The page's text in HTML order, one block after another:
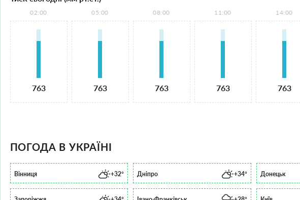
02:00
763
05:00
763
08:00
763
11:00
763
14:00
763
ПОГОДА В УКРАЇНІ
Вінниця +32° Дніпро +34° Донецьк